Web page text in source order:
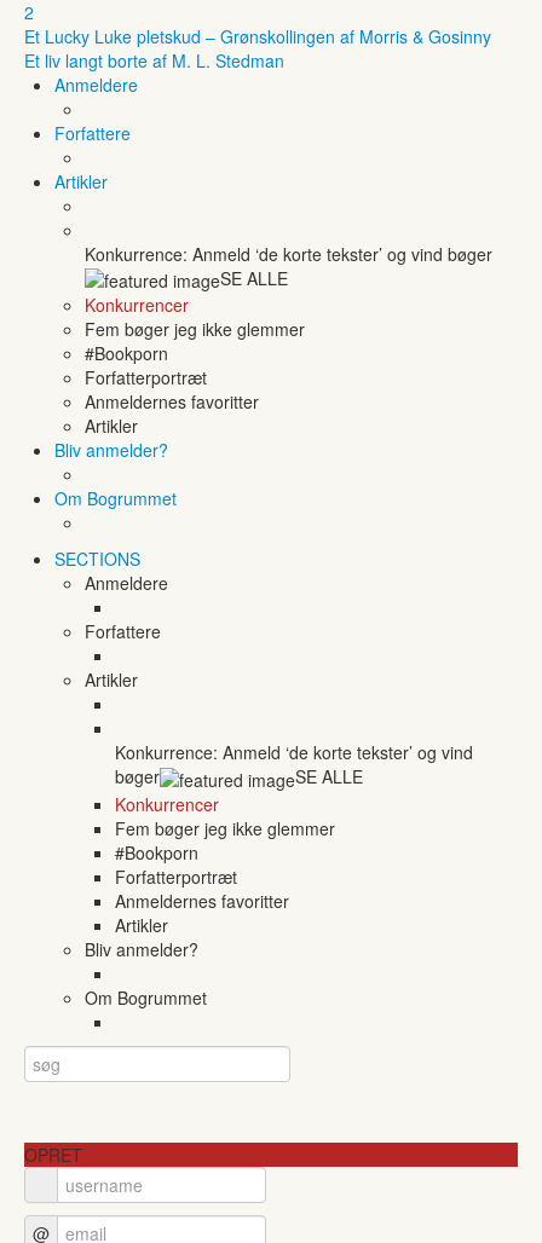
2
Et Lucky Luke pletskud – Grønskollingen af Morris & Gosinny
Et liv langt borte af M. L. Stedman
Anmeldere
Forfattere
Artikler
Konkurrence: Anmeld ‘de korte tekster’ og vind bøger
SE ALLE
Konkurrencer
Fem bøger jeg ikke glemmer
#Bookporn
Forfatterportræt
Anmeldernes favoritter
Artikler
Bliv anmelder?
Om Bogrummet
SECTIONS
Anmeldere
Forfattere
Artikler
Konkurrence: Anmeld ‘de korte tekster’ og vind
bøger
SE ALLE
Konkurrencer
Fem bøger jeg ikke glemmer
#Bookporn
Forfatterportræt
Anmeldernes favoritter
Artikler
Bliv anmelder?
Om Bogrummet
OPRET
@